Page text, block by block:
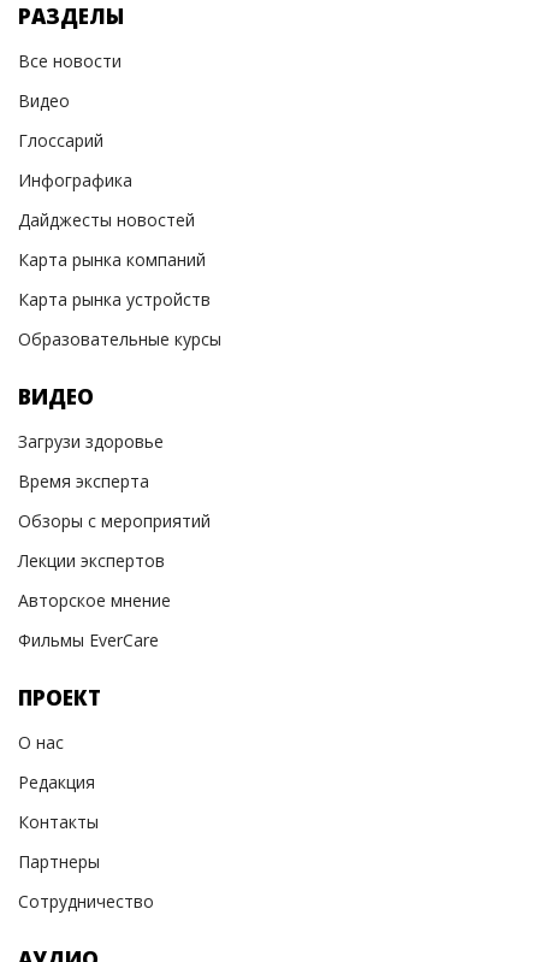
РАЗДЕЛЫ
Все новости
Видео
Глоссарий
Инфографика
Дайджесты новостей
Карта рынка компаний
Карта рынка устройств
Образовательные курсы
ВИДЕО
Загрузи здоровье
Время эксперта
Обзоры с мероприятий
Лекции экспертов
Авторское мнение
Фильмы EverCare
ПРОЕКТ
О нас
Редакция
Контакты
Партнеры
Сотрудничество